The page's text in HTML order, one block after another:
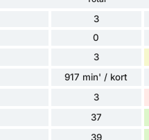
3
0
3
917 min' / kort
3
37
39